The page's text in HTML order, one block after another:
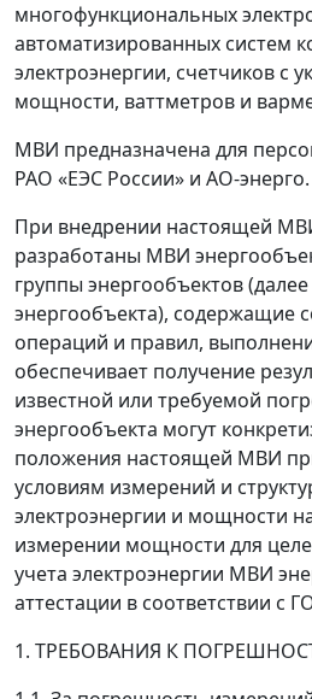
многофункциональных
автоматизированных систем
электроэнергии, счетчиков с
мощности, ваттметров и
МВИ предназначена для
РАО «ЕЭС России» и АО-энерго.
При внедрении настоящей
разработаны МВИ
группы энергообъектов (далее
энергообъекта), содержащие
операций и правил,
обеспечивает получение
известной или требуемой
энергообъекта могут
положения настоящей МВИ
условиям измерений и
электроэнергии и мощности
измерении мощности для
учета электроэнергии МВИ
аттестации в соответствии с
1. ТРЕБОВАНИЯ К